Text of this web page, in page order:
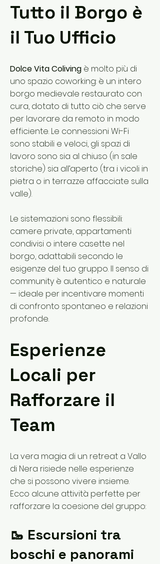
Tutto il Borgo è
il Tuo Ufficio
Dolce Vita Coliving è molto più di
uno spazio coworking: è un intero
borgo medievale restaurato con
cura, dotato di tutto ciò che serve
per lavorare da remoto in modo
efficiente. Le connessioni Wi-Fi
sono stabili e veloci, gli spazi di
lavoro sono sia al chiuso (in sale
storiche) sia all’aperto (tra i vicoli in
pietra o in terrazze affacciate sulla
valle).
Le sistemazioni sono flessibili:
camere private, appartamenti
condivisi o intere casette nel
borgo, adattabili secondo le
esigenze del tuo gruppo. Il senso di
community è autentico e naturale
— ideale per incentivare momenti
di confronto spontaneo e relazioni
profonde.
Esperienze
Locali per
Rafforzare il
Team
La vera magia di un retreat a Vallo
di Nera risiede nelle esperienze
che si possono vivere insieme.
Ecco alcune attività perfette per
rafforzare la coesione del gruppo:
🥾 Escursioni tra
boschi e panorami